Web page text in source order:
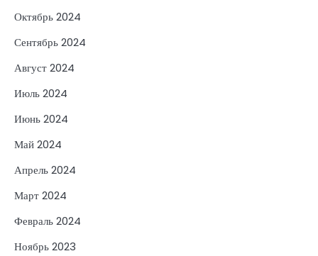
Октябрь 2024
Сентябрь 2024
Август 2024
Июль 2024
Июнь 2024
Май 2024
Апрель 2024
Март 2024
Февраль 2024
Ноябрь 2023